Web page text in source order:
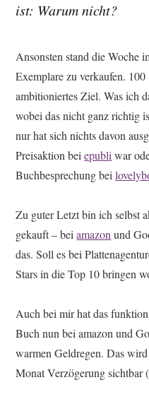
ist: Warum nicht?
Ansonsten stand die Woche
Exemplare zu verkaufen.
ambitioniertes Ziel. Was ich
wobei das nicht ganz richtig
nur hat sich nichts davon
Preisaktion beiepubliwar
Buchbesprechung bei
Zu guter Letzt bin ich selbst
gekauft – beiamazonund
das. Soll es bei
Stars in die Top 10 bringen
Auch bei mir hat das
Buch nun bei amazon und
warmen Geldregen. Das
Monat Verzögerung sichtbar